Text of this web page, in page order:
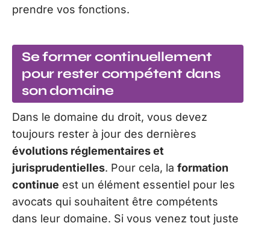
prendre vos fonctions.
Se former continuellement
pour rester compétent dans
son domaine
Dans le domaine du droit, vous devez
toujours rester à jour des dernières
évolutions réglementaires et
jurisprudentielles. Pour cela, la formation
continue est un élément essentiel pour les
avocats qui souhaitent être compétents
dans leur domaine. Si vous venez tout juste